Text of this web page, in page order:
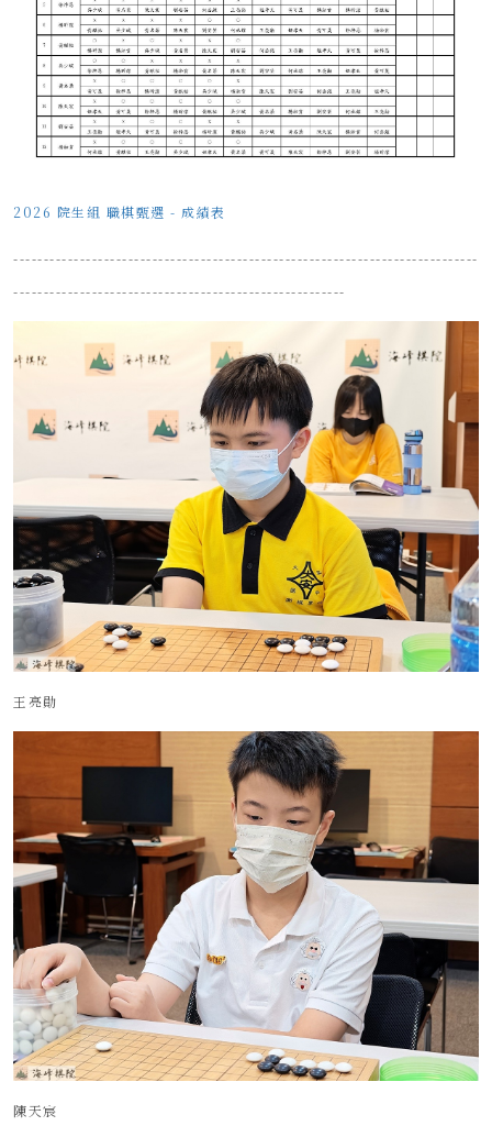
2026 院生組 職棋甄選 - 成績表
-----------------------------------------------------------------------------
-------------------------------------------------------
王亮勛
陳天宸